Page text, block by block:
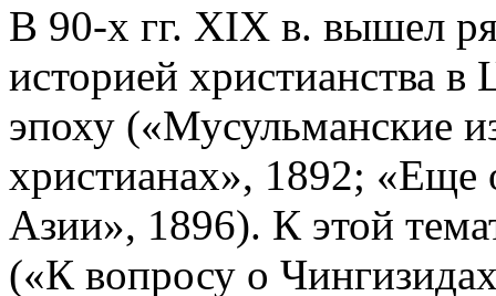
В 90-х гг. XIX в. вышел
историей христианства
эпоху («Мусульманские
христианах», 1892; «Еще
Азии», 1896). К этой
(«К вопросу о